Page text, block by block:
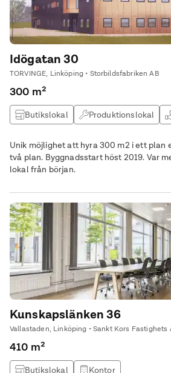
Idögatan 30
TORVINGE, Linköping • Storbildsfabriken AB
300 m²
Butikslokal Produktionslokal
Unik möjlighet att hyra 300 m2 i ett plan
två plan. Byggnadsstart höst 2019. Var
lokal från början.
Kunskapslänken 36
Vallastaden, Linköping • Sankt Kors Fastighets
410 m²
Butikslokal Kontor